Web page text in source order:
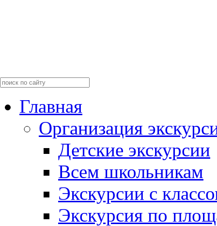
Главная
Организация
Детские экскурсии
Всем школьникам
Экскурсии c
Экскурсия по